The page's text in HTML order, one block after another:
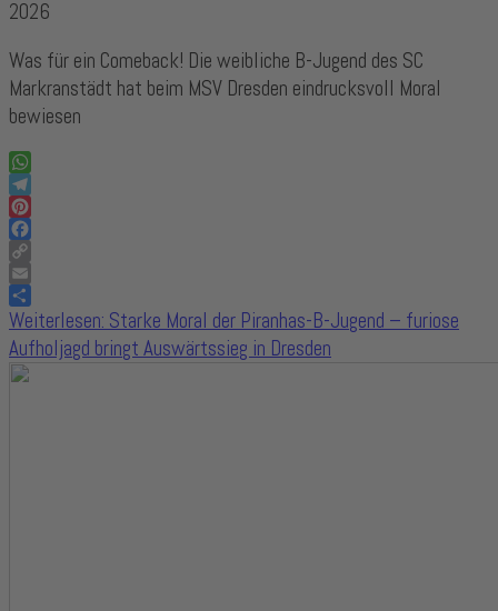
2026
Was für ein Comeback! Die weibliche B-Jugend des SC
Markranstädt hat beim MSV Dresden eindrucksvoll Moral
bewiesen
WhatsApp
Telegram
Pinterest
Facebook
Copy
Link
Email
Share
Weiterlesen: Starke Moral der Piranhas-B-Jugend – furiose
Aufholjagd bringt Auswärtssieg in Dresden